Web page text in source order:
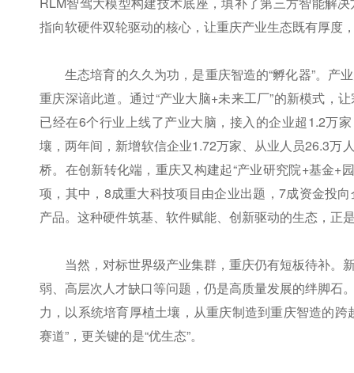
指向软硬件双轮驱动的核心，让重庆产业生态既有厚度
生态培育的久久为功，是重庆智造的“孵化器”。产
重庆深谙此道。通过“产业大脑+未来工厂”的新模式，
已经在6个行业上线了产业大脑，接入的企业超1.2万
壤，两年间，新增软信企业1.72万家、从业人员26.3万
桥。在创新转化端，重庆又构建起“产业研究院+基金+
项，其中，8成重大科技项目由企业出题，7成资金投
产品。这种硬件筑基、软件赋能、创新驱动的生态，正
当然，对标世界级产业集群，重庆仍有短板待补。
弱、高层次人才缺口等问题，仍是高质量发展的绊脚石
力，以系统培育厚植土壤，从重庆制造到重庆智造的
赛道”，更关键的是“优生态”。